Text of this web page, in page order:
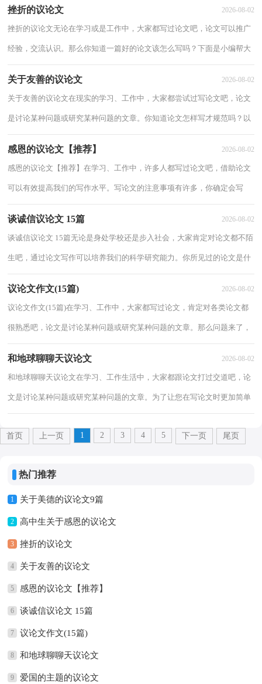
挫折的议论文 2026-08-02
挫折的议论文无论在学习或是工作中，大家都写过论文吧，论文可以推广
经验，交流认识。那么你知道一篇好的论文该怎么写吗？下面是小编帮大
关于友善的议论文 2026-08-02
关于友善的议论文在现实的学习、工作中，大家都尝试过写论文吧，论文
是讨论某种问题或研究某种问题的文章。你知道论文怎样写才规范吗？以
感恩的议论文【推荐】 2026-08-02
感恩的议论文【推荐】在学习、工作中，许多人都写过论文吧，借助论文
可以有效提高我们的写作水平。写论文的注意事项有许多，你确定会写
谈诚信议论文 15篇 2026-08-02
谈诚信议论文 15篇无论是身处学校还是步入社会，大家肯定对论文都不陌
生吧，通过论文写作可以培养我们的科学研究能力。你所见过的论文是什
议论文作文(15篇) 2026-08-02
议论文作文(15篇)在学习、工作中，大家都写过论文，肯定对各类论文都
很熟悉吧，论文是讨论某种问题或研究某种问题的文章。那么问题来了，
和地球聊聊天议论文 2026-08-02
和地球聊聊天议论文在学习、工作生活中，大家都跟论文打过交道吧，论
文是讨论某种问题或研究某种问题的文章。为了让您在写论文时更加简单
首页 上一页 1 2 3 4 5 下一页 尾页
热门推荐
1 关于美德的议论文9篇
2 高中生关于感恩的议论文
3 挫折的议论文
4 关于友善的议论文
5 感恩的议论文【推荐】
6 谈诚信议论文 15篇
7 议论文作文(15篇)
8 和地球聊聊天议论文
9 爱国的主题的议论文